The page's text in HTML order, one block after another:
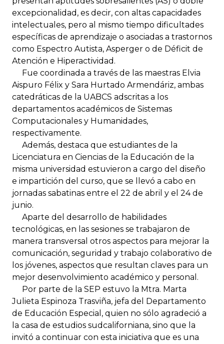
excepcionalidad, es decir, con altas capacidades
intelectuales, pero al mismo tiempo dificultades
específicas de aprendizaje o asociadas a trastornos
como Espectro Autista, Asperger o de Déficit de
Atención e Hiperactividad.
Fue coordinada a través de las maestras Elvia
Aispuro Félix y Sara Hurtado Armendáriz, ambas
catedráticas de la UABCS adscritas a los
departamentos académicos de Sistemas
Computacionales y Humanidades,
respectivamente.
Además, destaca que estudiantes de la
Licenciatura en Ciencias de la Educación de la
misma universidad estuvieron a cargo del diseño
e impartición del curso, que se llevó a cabo en
jornadas sabatinas entre el 22 de abril y el 24 de
junio.
Aparte del desarrollo de habilidades
tecnológicas, en las sesiones se trabajaron de
manera transversal otros aspectos para mejorar la
comunicación, seguridad y trabajo colaborativo de
los jóvenes, aspectos que resultan claves para un
mejor desenvolvimiento académico y personal.
Por parte de la SEP estuvo la Mtra. Marta
Julieta Espinoza Trasviña, jefa del Departamento
de Educación Especial, quien no sólo agradeció a
la casa de estudios sudcaliforniana, sino que la
invitó a continuar con esta iniciativa que es una